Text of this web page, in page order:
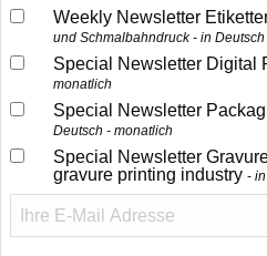
Weekly Newsletter
und Schmalbahndruck - in Deutsch
Special Newsletter Digital
monatlich
Special Newsletter
Deutsch - monatlich
Special Newsletter
gravure printing industry